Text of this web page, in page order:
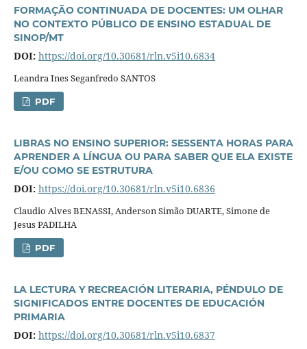
FORMAÇÃO CONTINUADA DE DOCENTES: UM OLHAR
NO CONTEXTO PÚBLICO DE ENSINO ESTADUAL DE
SINOP/MT
DOI: https://doi.org/10.30681/rln.v5i10.6834
Leandra Ines Seganfredo SANTOS
PDF
LIBRAS NO ENSINO SUPERIOR: SESSENTA HORAS PARA
APRENDER A LÍNGUA OU PARA SABER QUE ELA EXISTE
E/OU COMO SE ESTRUTURA
DOI: https://doi.org/10.30681/rln.v5i10.6836
Claudio Alves BENASSI, Anderson Simão DUARTE, Simone de
Jesus PADILHA
PDF
LA LECTURA Y RECREACIÓN LITERARIA, PÉNDULO DE
SIGNIFICADOS ENTRE DOCENTES DE EDUCACIÓN
PRIMARIA
DOI: https://doi.org/10.30681/rln.v5i10.6837